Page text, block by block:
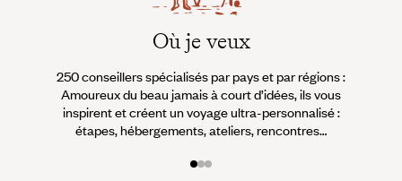
Où je veux
250 conseillers spécialisés par pays et par régions :
Amoureux du beau jamais à court d’idées, ils vous
inspirent et créent un voyage ultra-personnalisé :
étapes, hébergements, ateliers, rencontres…